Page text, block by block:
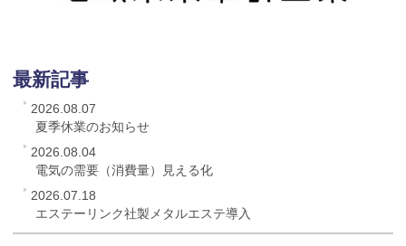
最新記事
2026.08.07
夏季休業のお知らせ
2026.08.04
電気の需要（消費量）見える化
2026.07.18
エステーリンク社製メタルエステ導入